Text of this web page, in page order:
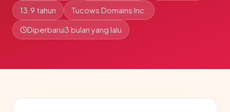
13.9 tahun Tucows Domains Inc.
Diperbarui3 bulan yang lalu